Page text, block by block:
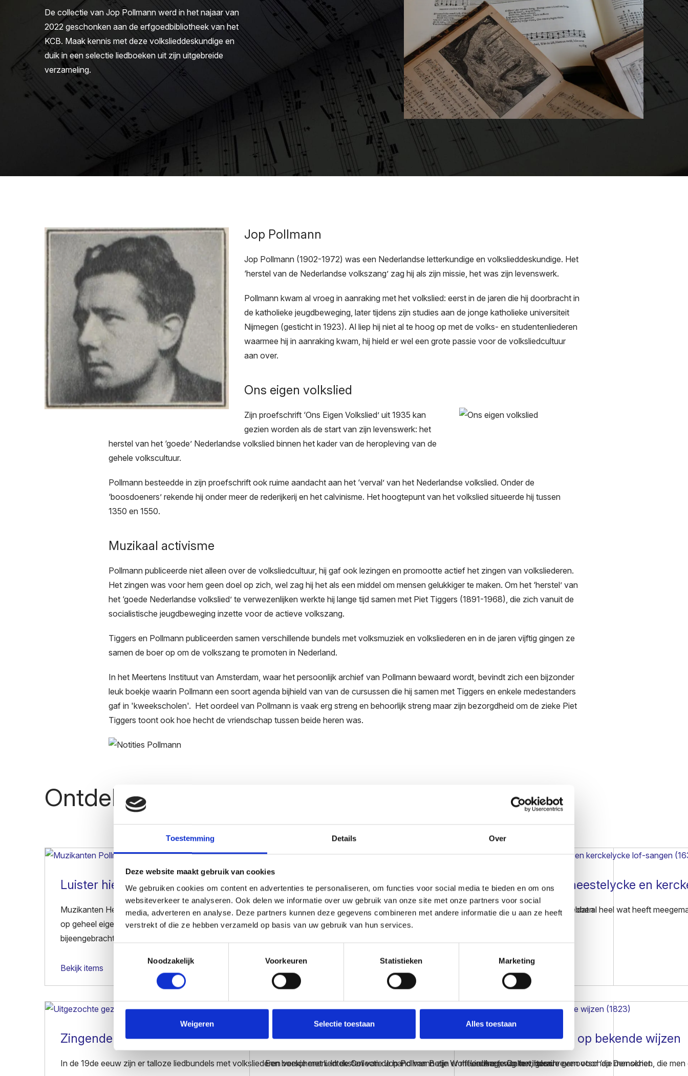
Toestemming Details Over
Deze website maakt gebruik van cookies
We gebruiken cookies om content en advertenties te personaliseren, om functies voor social media te bieden en om ons
websiteverkeer te analyseren. Ook delen we informatie over uw gebruik van onze site met onze partners voor social
media, adverteren en analyse. Deze partners kunnen deze gegevens combineren met andere informatie die u aan ze heeft
verstrekt of die ze hebben verzameld op basis van uw gebruik van hun services.
Noodzakelijk
Voorkeuren Statistieken Marketing
Weigeren Selectie toestaan Alles toestaan
De collectie van Jop Pollmann werd in het najaar van
2022 geschonken aan de erfgoedbibliotheek van het
KCB. Maak kennis met deze volkslieddeskundige en
duik in een selectie liedboeken uit zijn uitgebreide
verzameling.
Afbeelding Jop Pollmann
Jop Pollmann (1902-1972) was een Nederlandse letterkundige en volkslieddeskundige. Het
‘herstel van de Nederlandse volkszang’ zag hij als zijn missie, het was zijn levenswerk.
Pollmann kwam al vroeg in aanraking met het volkslied: eerst in de jaren die hij doorbracht in
de katholieke jeugdbeweging, later tijdens zijn studies aan de jonge katholieke universiteit
Nijmegen (gesticht in 1923). Al liep hij niet al te hoog op met de volks- en studentenliederen
waarmee hij in aanraking kwam, hij hield er wel een grote passie voor de volksliedcultuur
aan over.
Ons eigen volkslied
Afbeelding
Zijn proefschrift ‘Ons Eigen Volkslied’ uit 1935 kan
gezien worden als de start van zijn levenswerk: het
herstel van het ‘goede’ Nederlandse volkslied binnen het kader van de heropleving van de
gehele volkscultuur.
Pollmann besteedde in zijn proefschrift ook ruime aandacht aan het ‘verval’ van het Nederlandse volkslied. Onder de
‘boosdoeners’ rekende hij onder meer de rederijkerij en het calvinisme. Het hoogtepunt van het volkslied situeerde hij tussen
1350 en 1550.
Muzikaal activisme
Pollmann publiceerde niet alleen over de volksliedcultuur, hij gaf ook lezingen en promootte actief het zingen van volksliederen.
Het zingen was voor hem geen doel op zich, wel zag hij het als een middel om mensen gelukkiger te maken. Om het ‘herstel’ van
het ‘goede Nederlandse volkslied’ te verwezenlijken werkte hij lange tijd samen met Piet Tiggers (1891-1968), die zich vanuit de
socialistische jeugdbeweging inzette voor de actieve volkszang.
Tiggers en Pollmann publiceerden samen verschillende bundels met volksmuziek en volksliederen en in de jaren vijftig gingen ze
samen de boer op om de volkszang te promoten in Nederland.
In het Meertens Instituut van Amsterdam, waar het persoonlijk archief van Pollmann bewaard wordt, bevindt zich een bijzonder
leuk boekje waarin Pollmann een soort agenda bijhield van van de cursussen die hij samen met Tiggers en enkele medestanders
gaf in 'kweekscholen'. Het oordeel van Pollmann is vaak erg streng en behoorlijk streng maar zijn bezorgdheid om de zieke Piet
Tiggers toont ook hoe hecht de vriendschap tussen beide heren was.
Ontdek meer
Luister hier
Muzikanten Helena Schoeters, Osama Abdulrasol en Tom Theuns zijn voor deze concerten in de collectie van Jop Pollmann gedoken en hebben
op geheel eigen wijze nieuwe liederen gecreëerd, geïnspireerd op de teksten en muziek uit de talloze liedboeken die Pollmann heeft
bijeengebracht.
Bekijk items
Den singende swaen
Een singende swaen verpakt in een Evangelisch vis-net...
Het paradys der gheestelycke en
Een boekje uit de 17de eeuw dat al heel wat heeft
Zingende vogels, volksliedjes en gezelschapsliederen
In de 19de eeuw zijn er talloze liedbundels met volksliederen verschenen. In de Collectie Jop Pollmann zijn er meerdere terug te vinden.
Economische liedjes
Een boekje met liedteksten van de hand van Betje Wolff en Aagje Deken, geschreven voor ‘die menschen, die men
XII volks-liedekens op bekende wijzen
Liederen van het literaire genootschap Demokriet.